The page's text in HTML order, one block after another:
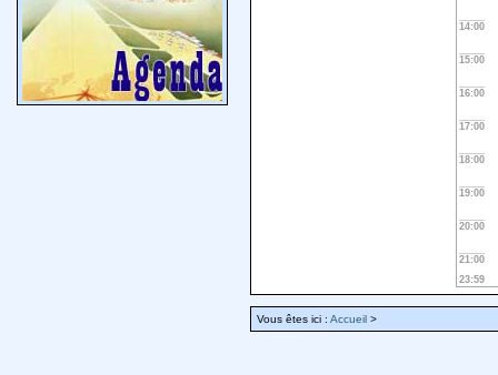
14:00
15:00
16:00
17:00
18:00
19:00
20:00
21:00
23:59
Vous êtes ici : Accueil >